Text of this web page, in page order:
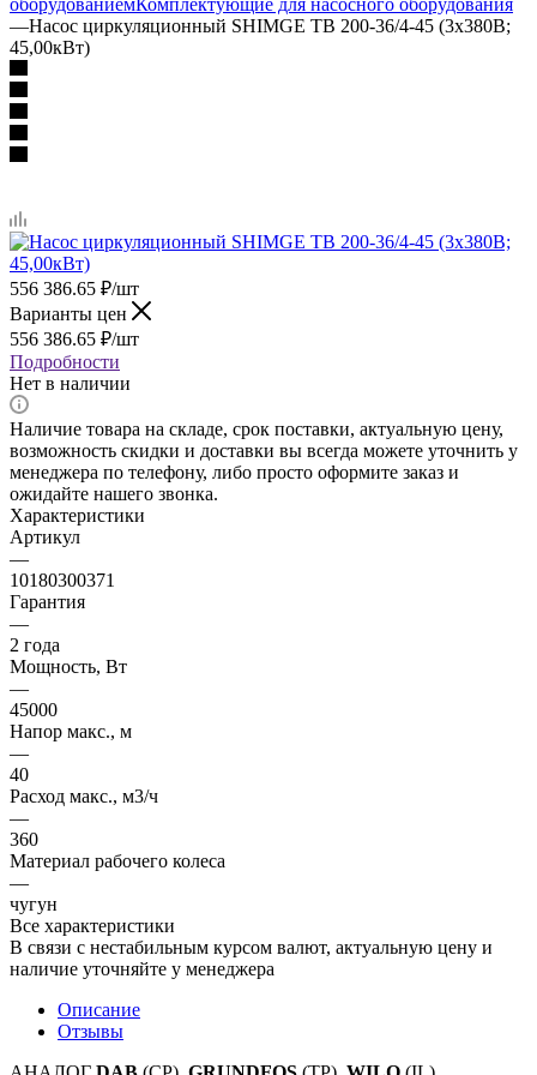
—Насос циркуляционный SHIMGE TB 200-36/4-45 (3х380В;
45,00кВт)
556 386.65 ₽/шт
Варианты цен
556 386.65 ₽/шт
Подробности
Нет в наличии
Наличие товара на складе, срок поставки, актуальную цену,
возможность скидки и доставки вы всегда можете уточнить у
менеджера по телефону, либо просто оформите заказ и
ожидайте нашего звонка.
Характеристики
Артикул
—
10180300371
Гарантия
—
2 года
Мощность, Вт
—
45000
Напор макс., м
—
40
Расход макс., м3/ч
—
360
Материал рабочего колеса
—
чугун
Все характеристики
В связи с нестабильным курсом валют, актуальную цену и
наличие уточняйте у менеджера
Описание
Отзывы